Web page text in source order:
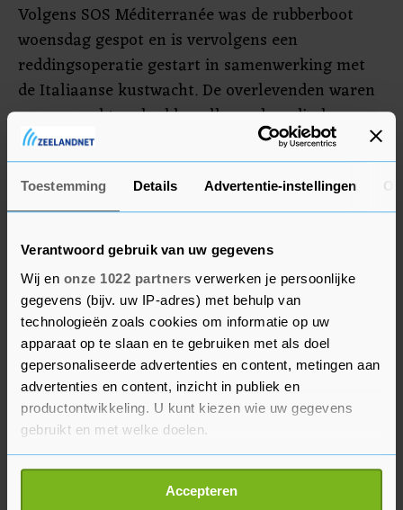
Toestemming Details Advertentie-instellingen
Verantwoord gebruik van uw gegevens
Wij en onze 1022 partners verwerken je persoonlijke
gegevens (bijv. uw IP-adres) met behulp van
technologieën zoals cookies om informatie op uw
apparaat op te slaan en te gebruiken met als doel
gepersonaliseerde advertenties en content, metingen aan
advertenties en content, inzicht in publiek en
productontwikkeling. U kunt kiezen wie uw gegevens
gebruikt en met welke doelen.
Als u het toestaat, willen we ook graag:
Informatie verzamelen over uw geografische
Accepteren
Volgens SOS Méditerranée was de rubberboot
woensdag gespot en is vervolgens een
reddingsoperatie gestart in samenwerking met
de Italiaanse kustwacht. De overlevenden waren
erg verzwakt en hadden allemaal medische zorg
nodig. Twee bewusteloze slachtoffers werden
naar Sicilië gevlogen.